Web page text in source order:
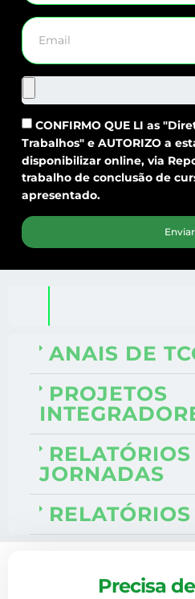
CONFIRMO QUE LI as
Trabalhos" e AUTORIZO a
disponibilizar online, via
trabalho de conclusão de
apresentado.
Enviar
ANAIS DE
PROJETOS
JORNADAS
Precisa